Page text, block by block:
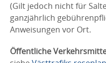
(Gilt jedoch nicht für
ganzjährlich
Anweisungen vor Ort.
Öffentliche